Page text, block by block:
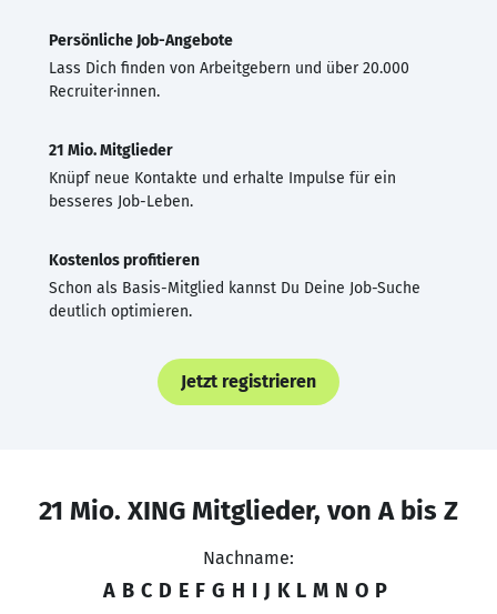
Persönliche Job-Angebote
Lass Dich finden von Arbeitgebern und über 20.000
Recruiter·innen.
21 Mio. Mitglieder
Knüpf neue Kontakte und erhalte Impulse für ein
besseres Job-Leben.
Kostenlos profitieren
Schon als Basis-Mitglied kannst Du Deine Job-Suche
deutlich optimieren.
Jetzt registrieren
21 Mio. XING Mitglieder, von A bis Z
Nachname:
A B C D E F G H I J K L M N O P